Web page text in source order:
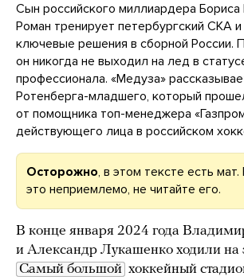
Сын российского миллиардера Бориса
Роман тренирует петербургский СКА
ключевые решения в сборной России.
он никогда не выходил на лед в
профессионала. «Медуза»
Ротенберга-младшего, который
от помощника топ-менеджера
действующего лица в российском
Осторожно, в этом тексте есть
это неприемлемо, не читайте его.
В конце января 2024 года
и Александр Лукашенко ходили на
Самый большой хоккейный